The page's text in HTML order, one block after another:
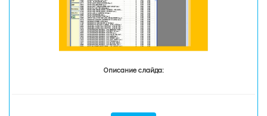
Описание слайда: